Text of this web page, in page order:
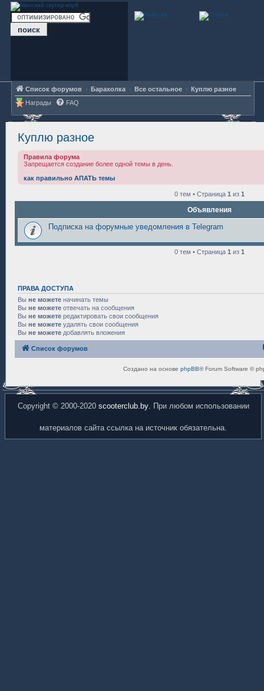
Список форумов Барахолка Все остальное
Куплю разное
Награды
FAQ
Куплю разное
Правила форума
Запрещается создание более одной темы в день.
как правильно АПАТЬ темы
0 тем • Страница 1 из 1
Объявления
Подписка на форумные уведомления в Telegram
0 тем • Страница 1 из 1
ПРАВА ДОСТУПА
Вы не можете начинать темы
Вы не можете отвечать на сообщения
Вы не можете редактировать свои сообщения
Вы не можете удалять свои сообщения
Вы не можете добавлять вложения
Список форумов
Создано на основе phpBB® Forum Software ©
Copyright © 2000-2020 scooterclub.by. При любом использовании
материалов сайта ссылка на источник обязательна.